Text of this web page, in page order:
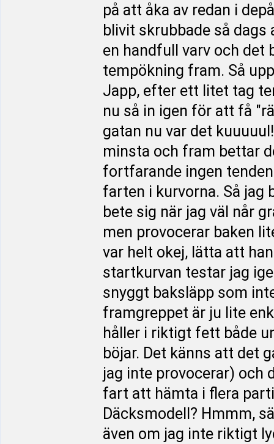
på att åka av redan i
blivit skrubbade så
en handfull varv och det
tempökning fram. Så
Japp, efter ett litet tag
nu så in igen för att få
gatan nu var det
minsta och fram bettar
fortfarande ingen
farten i kurvorna. Så jag
bete sig när jag väl når
men provocerar baken
var helt okej, lätta att
startkurvan testar jag
snyggt baksläpp som
framgreppet är ju lite
håller i riktigt fett både
böjar. Det känns att det
jag inte provocerar) och
fart att hämta i flera
Däcksmodell? Hmmm,
även om jag inte riktigt